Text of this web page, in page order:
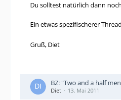
Du solltest natürlich dann
Ein etwas spezifischerer
Gruß, Diet
BZ: "Two and a half
Diet 13. Mai 2011